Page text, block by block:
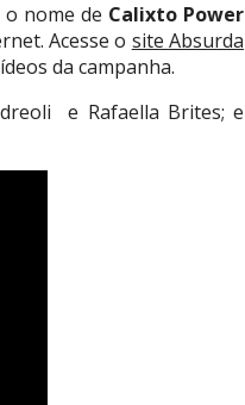
nome de Calixto Power
Acesse o site Absurda
da campanha.
e Rafaella Brites; e